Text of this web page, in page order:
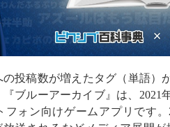
投稿数が増えたタグ（単語）
ブルーアーカイブ』は、2021
フォン向けゲームアプリです